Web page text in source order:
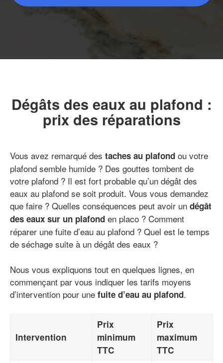
Dégâts des eaux au plafond :
prix des réparations
Vous avez remarqué des taches au plafond ou votre
plafond semble humide ? Des gouttes tombent de
votre plafond ? Il est fort probable qu’un dégât des
eaux au plafond se soit produit. Vous vous demandez
que faire ? Quelles conséquences peut avoir un dégât
des eaux sur un plafond en placo ? Comment
réparer une fuite d’eau au plafond ? Quel est le temps
de séchage suite à un dégât des eaux ?
Nous vous expliquons tout en quelques lignes, en
commençant par vous indiquer les tarifs moyens
d’intervention pour une fuite d’eau au plafond.
Intervention
Prix
minimum
TTC
Prix
maximum
TTC